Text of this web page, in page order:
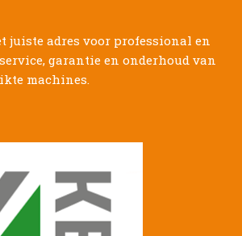
juiste adres voor professional en
garantie en onderhoud van
machines.